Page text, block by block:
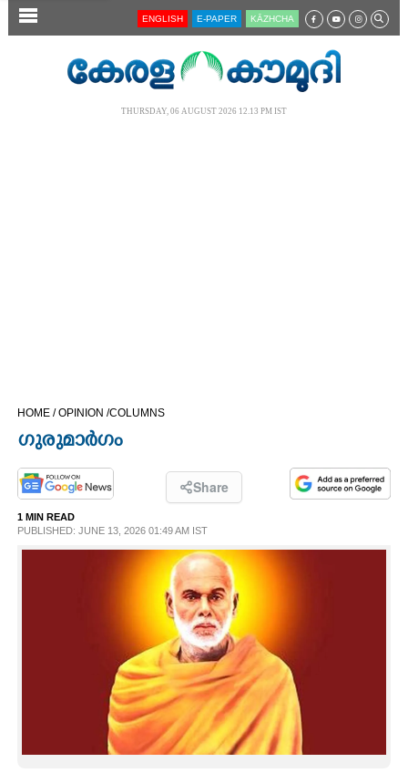
SECTIONS
OPINION
PHOTOS
ENGLISH E-PAPER KĀZHCHA
THURSDAY, 06 AUGUST 2026 12.13 PM IST
HOME /OPINION /COLUMNS
ഗുരുമാർഗം
Share
1 MIN READ
PUBLISHED: JUNE 13, 2026 01:49 AM IST